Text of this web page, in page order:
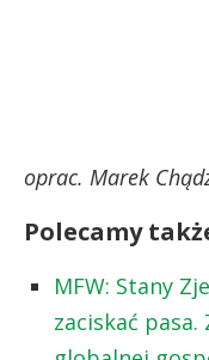
oprac. Marek
Polecamy
MFW: Stany
zaciskać